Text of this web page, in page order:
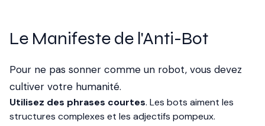
Le Manifeste de l'Anti-Bot
Pour ne pas sonner comme un robot, vous devez
cultiver votre humanité.
Utilisez des phrases courtes. Les bots aiment les
structures complexes et les adjectifs pompeux.